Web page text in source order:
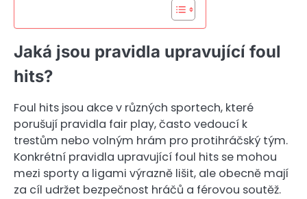
Jaká jsou pravidla upravující foul
hits?
Foul hits jsou akce v různých sportech, které
porušují pravidla fair play, často vedoucí k
trestům nebo volným hrám pro protihráčský tým.
Konkrétní pravidla upravující foul hits se mohou
mezi sporty a ligami výrazně lišit, ale obecně mají
za cíl udržet bezpečnost hráčů a férovou soutěž.